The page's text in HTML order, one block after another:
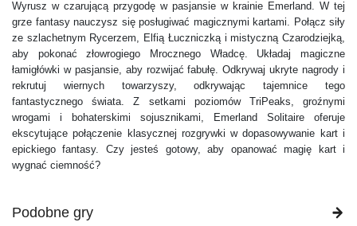
Wyrusz w czarującą przygodę w pasjansie w krainie Emerland. W tej
grze fantasy nauczysz się posługiwać magicznymi kartami. Połącz siły
ze szlachetnym Rycerzem, Elfią Łuczniczką i mistyczną Czarodziejką,
aby pokonać złowrogiego Mrocznego Władcę. Układaj magiczne
łamigłówki w pasjansie, aby rozwijać fabułę. Odkrywaj ukryte nagrody i
rekrutuj wiernych towarzyszy, odkrywając tajemnice tego
fantastycznego świata. Z setkami poziomów TriPeaks, groźnymi
wrogami i bohaterskimi sojusznikami, Emerland Solitaire oferuje
ekscytujące połączenie klasycznej rozgrywki w dopasowywanie kart i
epickiego fantasy. Czy jesteś gotowy, aby opanować magię kart i
wygnać ciemność?
Podobne gry